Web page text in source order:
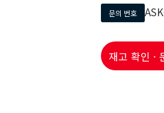
문의 번호
재고 확인 ·